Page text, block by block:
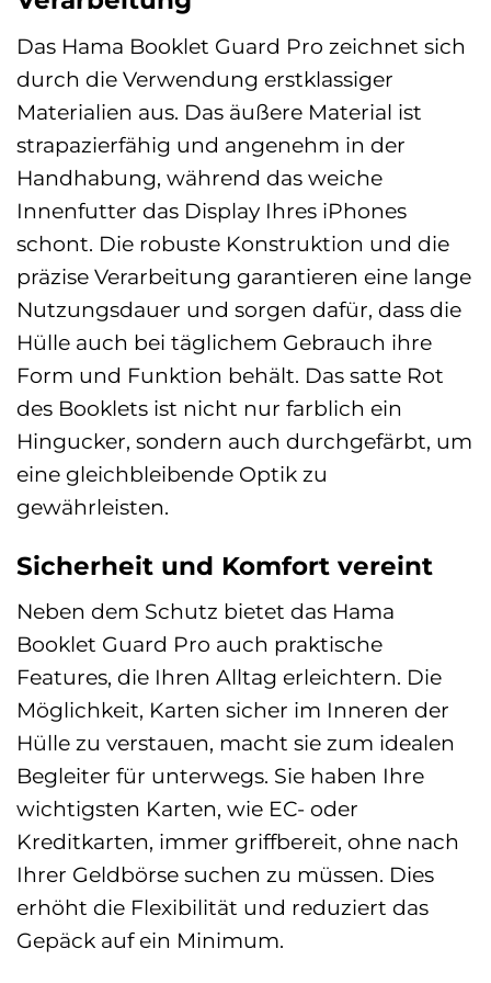
Das Hama Booklet Guard Pro zeichnet sich
durch die Verwendung erstklassiger
Materialien aus. Das äußere Material ist
strapazierfähig und angenehm in der
Handhabung, während das weiche
Innenfutter das Display Ihres iPhones
schont. Die robuste Konstruktion und die
präzise Verarbeitung garantieren eine lange
Nutzungsdauer und sorgen dafür, dass die
Hülle auch bei täglichem Gebrauch ihre
Form und Funktion behält. Das satte Rot
des Booklets ist nicht nur farblich ein
Hingucker, sondern auch durchgefärbt, um
eine gleichbleibende Optik zu
gewährleisten.
Sicherheit und Komfort vereint
Neben dem Schutz bietet das Hama
Booklet Guard Pro auch praktische
Features, die Ihren Alltag erleichtern. Die
Möglichkeit, Karten sicher im Inneren der
Hülle zu verstauen, macht sie zum idealen
Begleiter für unterwegs. Sie haben Ihre
wichtigsten Karten, wie EC- oder
Kreditkarten, immer griffbereit, ohne nach
Ihrer Geldbörse suchen zu müssen. Dies
erhöht die Flexibilität und reduziert das
Gepäck auf ein Minimum.